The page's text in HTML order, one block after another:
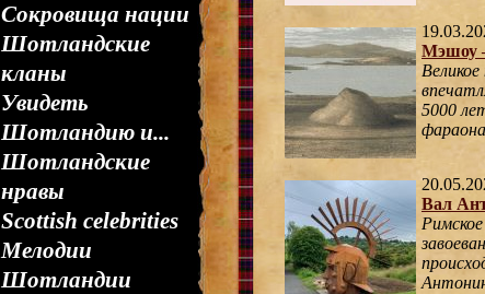
Сокровища нации
Шотландские
кланы
Увидеть
Шотландию и...
Шотландские
нравы
Scottish celebrities
Мелодии
Шотландии
Мэшоу
5000
Вал